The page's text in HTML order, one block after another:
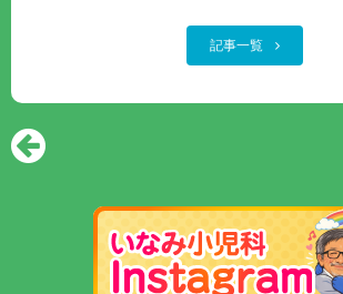
記事一覧